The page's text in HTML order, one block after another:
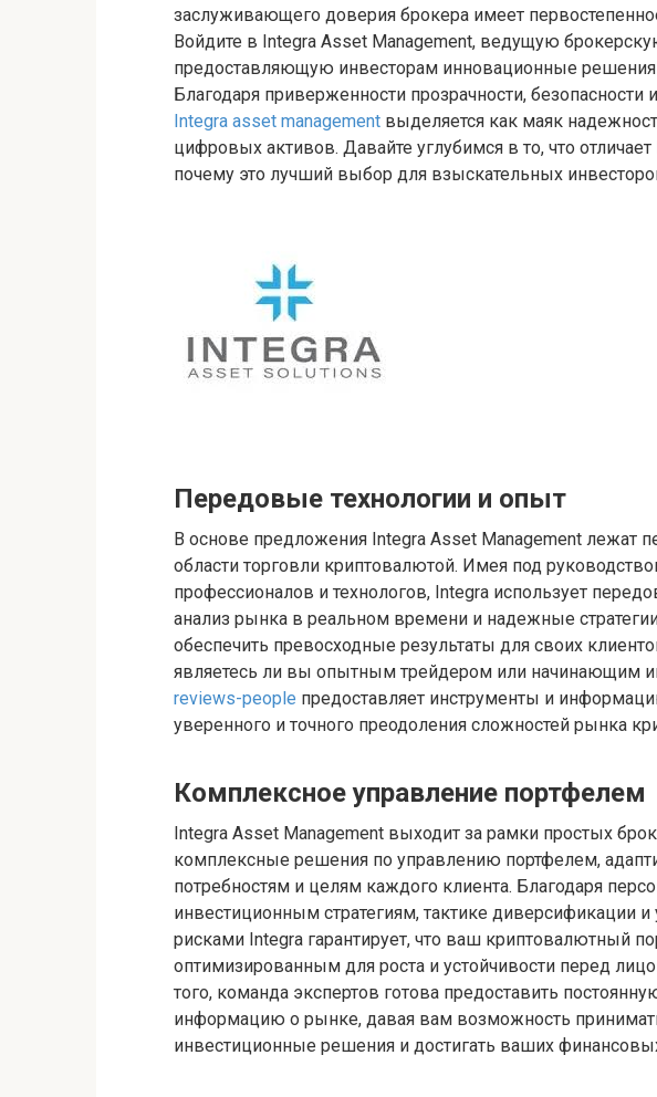
заслуживающего доверия брокера имеет
Войдите в Integra Asset Management, ведущую
предоставляющую инвесторам инновационные
Благодаря приверженности прозрачности, безопасности
Integra asset management выделяется как маяк
цифровых активов. Давайте углубимся в то, что
почему это лучший выбор для взыскательных
Передовые технологии и опыт
В основе предложения Integra Asset Management лежат
области торговли криптовалютой. Имея под
профессионалов и технологов, Integra использует
анализ рынка в реальном времени и надежные
обеспечить превосходные результаты для своих
являетесь ли вы опытным трейдером или начинающим
reviews-people предоставляет инструменты и
уверенного и точного преодоления сложностей рынка
Комплексное управление портфелем
Integra Asset Management выходит за рамки простых
комплексные решения по управлению портфелем,
потребностям и целям каждого клиента. Благодаря
инвестиционным стратегиям, тактике
рисками Integra гарантирует, что ваш криптовалютный
оптимизированным для роста и устойчивости перед
того, команда экспертов готова предоставить
информацию о рынке, давая вам возможность
инвестиционные решения и достигать ваших